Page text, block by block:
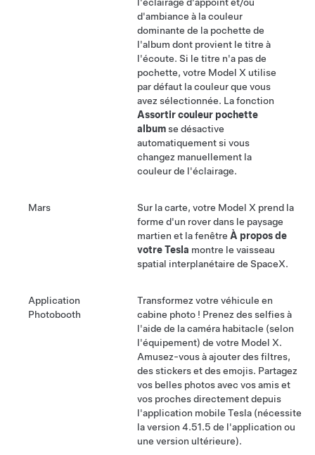
l'éclairage d'appointet/ou
d'ambiance à la couleur
dominante de la pochette de
l'album dont provient le titre à
l'écoute. Si le titre n'a pas de
pochette, votre Model X utilise
par défaut la couleur que vous
avez sélectionnée. La fonction
Assortir couleur pochette
albumse désactive
automatiquement si vous
changez manuellement la
couleur de l'éclairage.
Mars Sur la carte, votre Model X prend la
forme d'un rover dans le paysage
martien et la fenêtre À propos de
votre Tesla montre le vaisseau
spatial interplanétaire de SpaceX.
Application
Photobooth
Transformez votre véhicule en
cabine photo ! Prenez des selfies à
l'aide de la caméra habitacle (selon
l'équipement) de votre Model X.
Amusez-vous à ajouter des filtres,
des stickers et des emojis. Partagez
vos belles photos avec vos amis et
vos proches directement depuis
l'application mobile Tesla (nécessite
la version 4.51.5 de l'application ou
une version ultérieure).